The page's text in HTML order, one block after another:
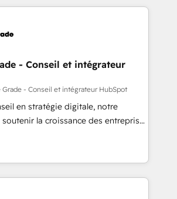
des données pour des
Notre équipe de 30
total, alignant processus
et guidant vos équipes à
tout en centrant vos objectifs
de 400 clients, nous comprenons
Pour toute
ou besoin de structuration de
- Conseil et intégrateur
Grade - Conseil et intégrateur HubSpot
en stratégie digitale, notre
la croissance des entreprises
de nouveaux clients,
et le développement des revenus
existants. En France et à
travaillons avec des ETI